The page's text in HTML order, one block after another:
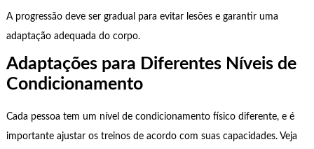
A progressão deve ser gradual para evitar lesões e garantir uma
adaptação adequada do corpo.
Adaptações para Diferentes Níveis de
Condicionamento
Cada pessoa tem um nível de condicionamento físico diferente, e é
importante ajustar os treinos de acordo com suas capacidades. Veja